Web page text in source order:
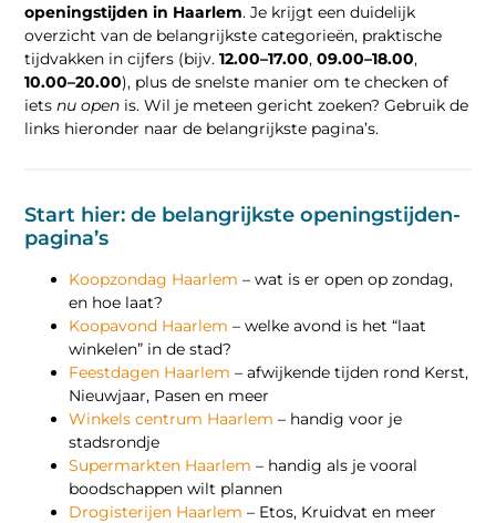
openingstijden in Haarlem. Je krijgt een duidelijk
overzicht van de belangrijkste categorieën, praktische
tijdvakken in cijfers (bijv.12.00–17.00,09.00–18.00,
10.00–20.00), plus de snelste manier om te checken of
ietsnu open is. Wil je meteen gericht zoeken? Gebruik de
links hieronder naar de belangrijkste pagina’s.
Start hier: de belangrijkste openingstijden-
pagina’s
Koopzondag Haarlem – wat is er open op zondag,
en hoe laat?
Koopavond Haarlem – welke avond is het “laat
winkelen” in de stad?
Feestdagen Haarlem – afwijkende tijden rond Kerst,
Nieuwjaar, Pasen en meer
Winkels centrum Haarlem – handig voor je
stadsrondje
Supermarkten Haarlem – handig als je vooral
boodschappen wilt plannen
Drogisterijen Haarlem – Etos, Kruidvat en meer